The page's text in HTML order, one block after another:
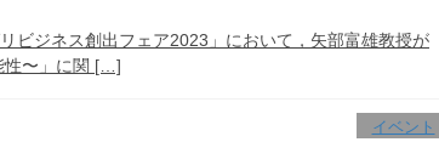
ビジネス創出フェア2023」において，矢部富雄教授が
性〜」に関 […]
イベント